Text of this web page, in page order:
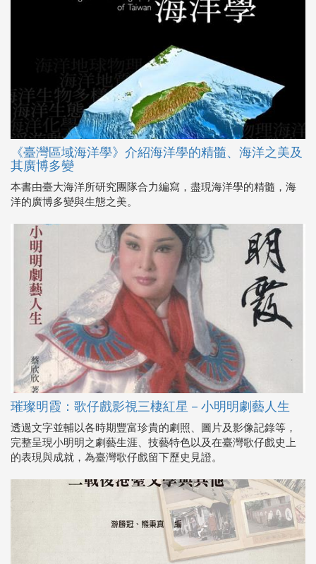
《臺灣區域海洋學》介紹海洋學的精髓、海洋之美及
其廣博多變
本書由臺大海洋所研究團隊合力編寫，盡現海洋學的精髓，海
洋的廣博多變與生態之美。
璀璨明霞：歌仔戲影視三棲紅星－小明明劇藝人生
透過文字並輔以各時期豐富珍貴的劇照、圖片及影像記錄等，
完整呈現小明明之劇藝生涯、技藝特色以及在臺灣歌仔戲史上
的表現與成就，為臺灣歌仔戲留下歷史見證。